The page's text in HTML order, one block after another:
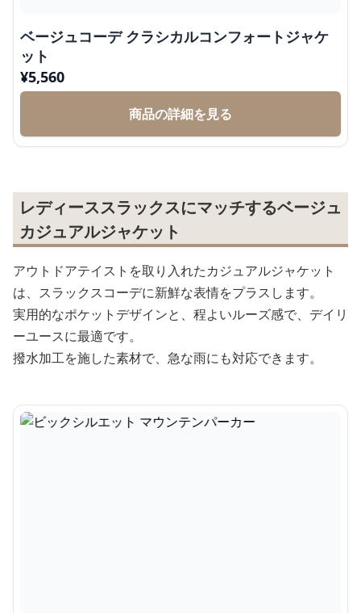
ベージュコーデ クラシカルコンフォートジャケ
ット
¥5,560
商品の詳細を見る
レディーススラックスにマッチするベージュ
カジュアルジャケット
アウトドアテイストを取り入れたカジュアルジャケット
は、スラックスコーデに新鮮な表情をプラスします。
実用的なポケットデザインと、程よいルーズ感で、デイリ
ーユースに最適です。
撥水加工を施した素材で、急な雨にも対応できます。